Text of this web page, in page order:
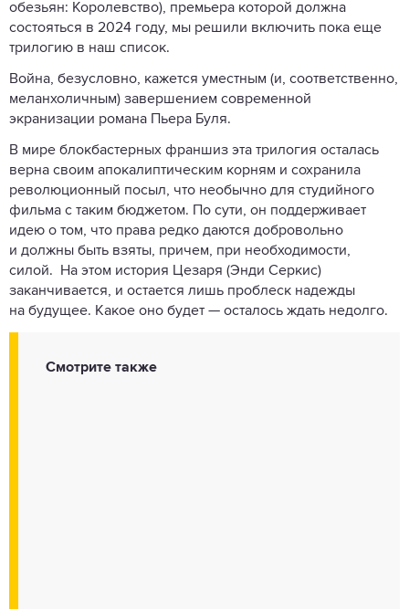
обезьян: Королевство), премьера которой должна
состояться в 2024 году, мы решили включить пока еще
трилогию в наш список.
Война, безусловно, кажется уместным (и, соответственно,
меланхоличным) завершением современной
экранизации романа Пьера Буля.
В мире блокбастерных франшиз эта трилогия осталась
верна своим апокалиптическим корням и сохранила
революционный посыл, что необычно для студийного
фильма с таким бюджетом. По сути, он поддерживает
идею о том, что права редко даются добровольно
и должны быть взяты, причем, при необходимости,
силой. На этом история Цезаря (Энди Серкис)
заканчивается, и остается лишь проблеск надежды
на будущее. Какое оно будет — осталось ждать недолго.
Смотрите также